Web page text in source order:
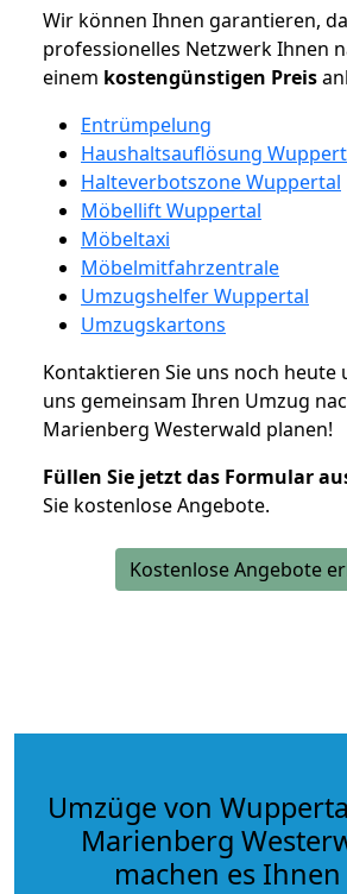
Wir können Ihnen garantieren,
professionelles Netzwerk Ihnen
einem kostengünstigen Preis
Entrümpelung
Haushaltsauflösung
Halteverbotszone Wuppertal
Möbellift Wuppertal
Möbeltaxi
Möbelmitfahrzentrale
Umzugshelfer Wuppertal
Umzugskartons
Kontaktieren Sie uns noch heute
uns gemeinsam Ihren Umzug
Marienberg Westerwald planen!
Füllen Sie jetzt das Formular
Sie kostenlose Angebote.
Kostenlose Angebote
Umzüge von
Marienberg
machen es